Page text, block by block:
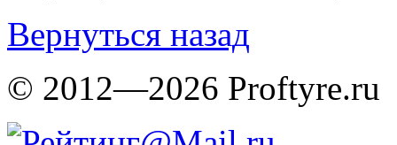
Вернуться назад
© 2012—2026 Proftyre.ru